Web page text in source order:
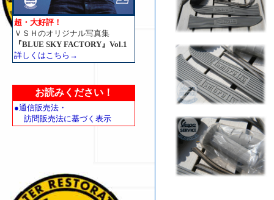
超・大好評！
ＶＳＨのオリジナル写真集
『BLUE SKY FACTORY』Vol.1
詳しくはこちら→
お読みください！
●通信販売法・
訪問販売法に基づく表示